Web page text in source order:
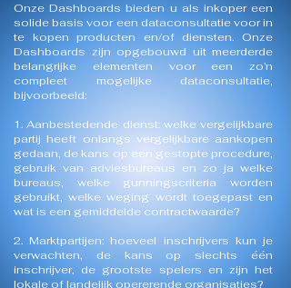
Onze Dashboards bieden u als inkoper een
solide basis voor een dataconsultatievoor in
te kopen producten en/of diensten. Onze
Dashboards zijn opgebouwd uit meerderde
belangrijke elementen voor een zo’n
compleet mogelijke dataconsultatie,
bijvoorbeeld:
1. Aanbestedende dienst: welke vergelijkbare
partij heeft onlangs vergelijkbare aankopen
gedaan, de kans op een gestopte procedure,
gebruik van adviesbureaus en zo ja welke
bureaus, welke gunningscriteria worden
gebruikt, welke weging wordt toegepast en
wat is een gemiddelde contractwaarde?
2. Marktpartijen: hoeveel inschrijvers kun je
verwachten, de kans op slechts één
inschrijver, de grootste spelers en zijn het
lokale of landelijk opererende organisaties?